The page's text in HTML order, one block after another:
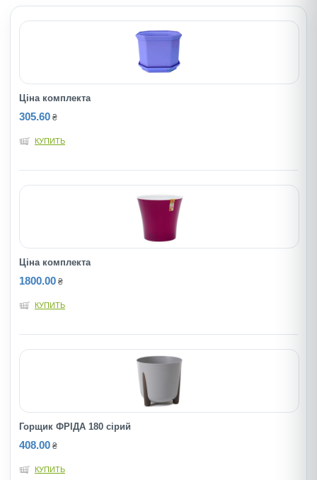
Ціна комплекта
305.60 ₴
КУПИТЬ
Ціна комплекта
1800.00 ₴
КУПИТЬ
Горщик ФРIДА 180 сiрий
408.00 ₴
КУПИТЬ